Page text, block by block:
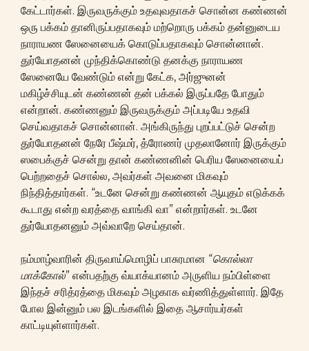
கேட்டார்கள். இருவருக்கும் உதவுவதாகச் சொன்ன கண்ணன்
ஒரு பக்கம் தானிருப்பதாகவும் மற்றொரு பக்கம் தன்னுடைய
நாராயண ஸேனையைக் கொடுப்பதாகவும் சொன்னான்.
துர்யோதனன் முந்திக்கொண்டு தனக்கு நாராயண
ஸேனையே வேண்டும் என்று கேட்க, அர்ஜுனன்
மகிழ்ச்சியுடன் கண்ணன் தன் பக்கல் இருப்பதே போதும்
என்றான். கண்ணனும் இருவருக்கும் அப்படியே உதவி
செய்வதாகச் சொன்னான். அங்கிருந்து புறப்பட்டுச் சென்ற
துர்யோதனன் நேரே பீஷ்மர், த்ரோணர் முதலானோர் இருக்கும்
ஸபைக்குச் சென்று தான் கண்ணனின் பெரிய ஸேனையைப்
பெற்றதைச் சொல்ல, அவர்கள் அவனை மிகவும்
நிந்தித்தார்கள். “உடனே சென்று கண்ணன் ஆயுதம் எடுக்கக்
கூடாது என்ற வரத்தை வாங்கி வா” என்றார்கள். உடனே
துர்யோதனனும் அவ்வாறே செய்தான்.
நம்மாழ்வாரின் திருவாய்மொழிப் பாசுரமான “கொல்லா
மாக்கோல்” என்பதற்கு வ்யாக்யானம் அருளிய நம்பிள்ளை
இந்தச் சரித்ரத்தை மிகவும் அழகாக வர்ணித்துள்ளார். இதே
போல இன்னும் பல இடங்களில் இதை ஆசார்யர்கள்
காட்டியுள்ளார்கள்.